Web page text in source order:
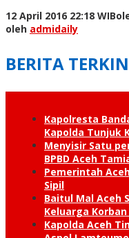
12 April 2016 22:18 WIB
oleh admidaily
BERITA
Kapolresta
Kapolda Tunjuk
Menyisir Satu
BPBD Aceh
Pemerintah
Sipil
Baitul Mal Aceh
Keluarga
Kapolda Aceh